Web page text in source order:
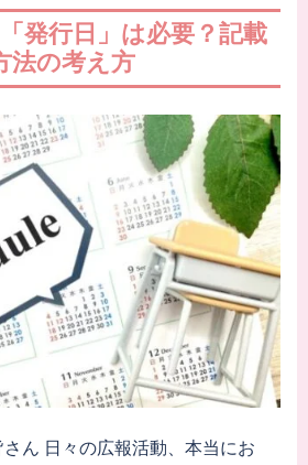
発行日」は必要？記載
法の考え方
ん 日々の広報活動、本当にお